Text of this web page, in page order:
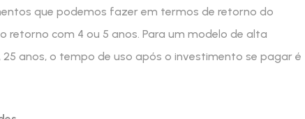
que podemos fazer em termos de retorno do
retorno com 4 ou 5 anos. Para um modelo de alta
anos, o tempo de uso após o investimento se pagar é